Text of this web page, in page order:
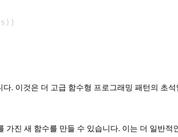
) )
. 이것은 더 고급 함수형 프로그래밍 패턴의 초석
진 새 함수를 만들 수 있습니다. 이는 더 일반적